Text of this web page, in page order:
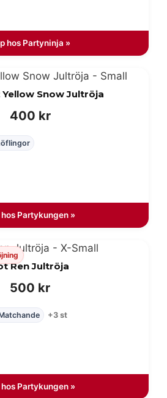
hos Partyninja »
Snow Jultröja
400 kr
hos Partykungen »
Ren Jultröja
500 kr
+3 st
hos Partykungen »